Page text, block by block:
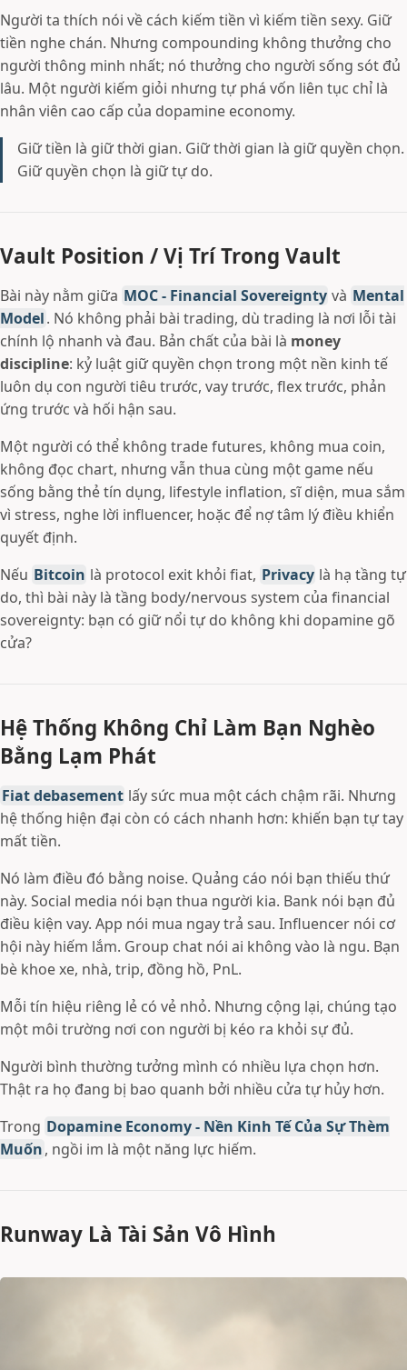
Người ta thích nói về cách kiếm tiền vì kiếm tiền sexy. Giữ
tiền nghe chán. Nhưng compounding không thưởng cho
người thông minh nhất; nó thưởng cho người sống sót đủ
lâu. Một người kiếm giỏi nhưng tự phá vốn liên tục chỉ là
nhân viên cao cấp của dopamine economy.
Giữ tiền là giữ thời gian. Giữ thời gian là giữ quyền chọn.
Giữ quyền chọn là giữ tự do.
Vault Position / Vị Trí Trong Vault
Bài này nằm giữa MOC - Financial Sovereignty và Mental
Model. Nó không phải bài trading, dù trading là nơi lỗi tài
chính lộ nhanh và đau. Bản chất của bài là money
discipline: kỷ luật giữ quyền chọn trong một nền kinh tế
luôn dụ con người tiêu trước, vay trước, flex trước, phản
ứng trước và hối hận sau.
Một người có thể không trade futures, không mua coin,
không đọc chart, nhưng vẫn thua cùng một game nếu
sống bằng thẻ tín dụng, lifestyle inflation, sĩ diện, mua sắm
vì stress, nghe lời influencer, hoặc để nợ tâm lý điều khiển
quyết định.
Nếu Bitcoin là protocol exit khỏi fiat, Privacy là hạ tầng tự
do, thì bài này là tầng body/nervous system của financial
sovereignty: bạn có giữ nổi tự do không khi dopamine gõ
cửa?
Hệ Thống Không Chỉ Làm Bạn Nghèo
Bằng Lạm Phát
Fiat debasement lấy sức mua một cách chậm rãi. Nhưng
hệ thống hiện đại còn có cách nhanh hơn: khiến bạn tự tay
mất tiền.
Nó làm điều đó bằng noise. Quảng cáo nói bạn thiếu thứ
này. Social media nói bạn thua người kia. Bank nói bạn đủ
điều kiện vay. App nói mua ngay trả sau. Influencer nói cơ
hội này hiếm lắm. Group chat nói ai không vào là ngu. Bạn
bè khoe xe, nhà, trip, đồng hồ, PnL.
Mỗi tín hiệu riêng lẻ có vẻ nhỏ. Nhưng cộng lại, chúng tạo
một môi trường nơi con người bị kéo ra khỏi sự đủ.
Người bình thường tưởng mình có nhiều lựa chọn hơn.
Thật ra họ đang bị bao quanh bởi nhiều cửa tự hủy hơn.
Trong Dopamine Economy - Nền Kinh Tế Của Sự Thèm
Muốn, ngồi im là một năng lực hiếm.
Runway Là Tài Sản Vô Hình